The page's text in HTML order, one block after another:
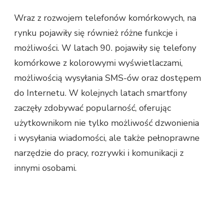
Wraz z rozwojem telefonów komórkowych, na
rynku pojawiły się również różne funkcje i
możliwości. W latach 90. pojawiły się telefony
komórkowe z kolorowymi wyświetlaczami,
możliwością wysyłania SMS-ów oraz dostępem
do Internetu. W kolejnych latach smartfony
zaczęły zdobywać popularność, oferując
użytkownikom nie tylko możliwość dzwonienia
i wysyłania wiadomości, ale także pełnoprawne
narzędzie do pracy, rozrywki i komunikacji z
innymi osobami.